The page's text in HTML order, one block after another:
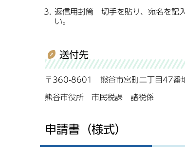
返信用封筒 切手を貼り、宛名を記
い。
送付先
〒360-8601 熊谷市宮町二丁目47番
熊谷市役所 市民税課 諸税係
申請書（様式）